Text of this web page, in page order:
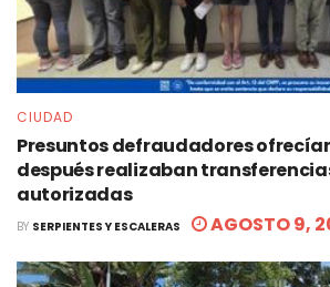
CIUDAD
Presuntos defraudadores
después realizaban
autorizadas
BY SERPIENTES Y ESCALERAS AGOSTO 9,